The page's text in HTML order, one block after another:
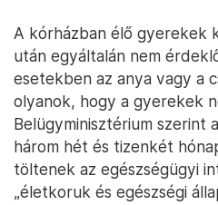
A kórházban élő gyerekek
után egyáltalán nem
esetekben az anya vagy a
olyanok, hogy a gyerekek
Belügyminisztérium szerint
három hét és tizenkét
töltenek az egészségügyi
„életkoruk és egészségi